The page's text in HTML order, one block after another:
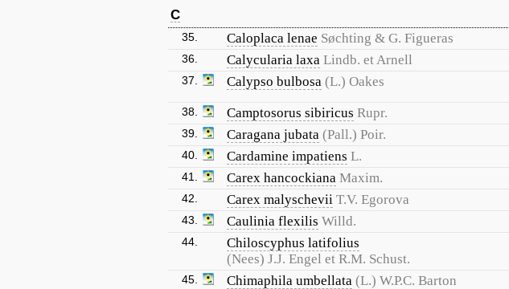
C
35. Caloplaca lenae Søchting & G. Figueras
36.
Calycularia laxa Lindb. et Arnell
37.
Calypso bulbosa (L.) Oakes
38.
Camptosorus sibiricus Rupr.
39.
Caragana jubata (Pall.) Poir.
40.
Cardamine impatiens L.
41.
Carex hancockiana Maxim.
42.
Carex malyschevii T.V. Egorova
43.
Caulinia flexilis Willd.
44.
Chiloscyphus latifolius
(Nees) J.J. Engel et R.M. Schust.
45. Chimaphila umbellata (L.) W.P.C. Barton